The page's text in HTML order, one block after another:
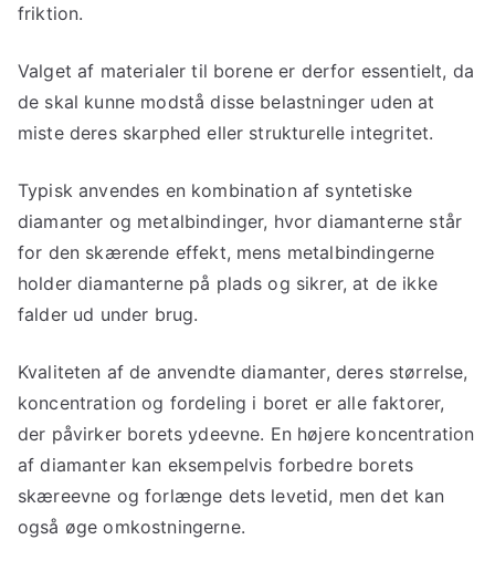
friktion.
Valget af materialer til borene er derfor essentielt, da
de skal kunne modstå disse belastninger uden at
miste deres skarphed eller strukturelle integritet.
Typisk anvendes en kombination af syntetiske
diamanter og metalbindinger, hvor diamanterne står
for den skærende effekt, mens metalbindingerne
holder diamanterne på plads og sikrer, at de ikke
falder ud under brug.
Kvaliteten af de anvendte diamanter, deres størrelse,
koncentration og fordeling i boret er alle faktorer,
der påvirker borets ydeevne. En højere koncentration
af diamanter kan eksempelvis forbedre borets
skæreevne og forlænge dets levetid, men det kan
også øge omkostningerne.